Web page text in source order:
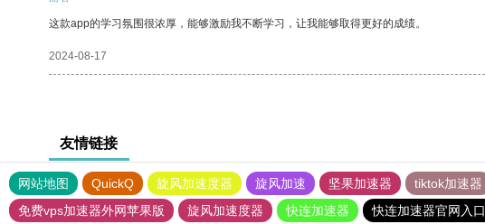
这款app的学习氛围很浓厚，能够激励我不断学习，让我能够取得更好的成绩。
2024-08-17
友情链接
网站地图 QuickQ 旋风加速度器 旋风加速 坚果加速器 tiktok加速器
免费vps加速器外网苹果版
旋风加速度器 快连加速器 快连加速器官网入口